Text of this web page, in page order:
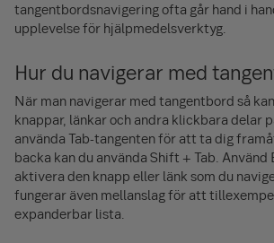
tangentbordsnavigering ofta går hand i
upplevelse för hjälpmedelsverktyg.
Hur du navigerar med
När man navigerar med tangentbord så
knappar, länkar och andra klickbara delar
använda Tab-tangenten för att ta dig
backa kan du använda Shift + Tab.
aktivera den knapp eller länk som du
fungerar även mellanslag för att
expanderbar lista.